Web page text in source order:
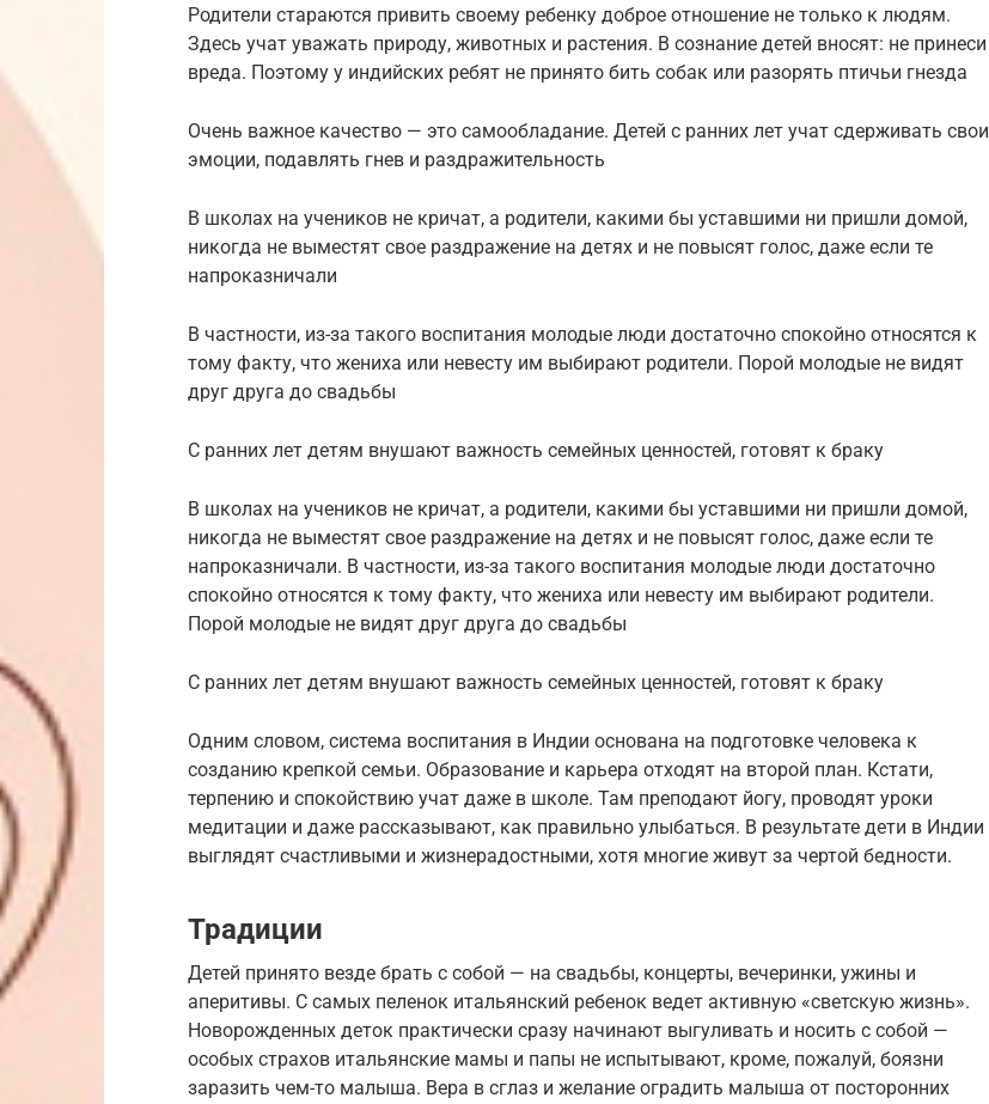
Родители стараются привить своему ребенку доброе отношение не только к людям.
Здесь учат уважать природу, животных и растения. В сознание детей вносят: не принеси
вреда. Поэтому у индийских ребят не принято бить собак или разорять птичьи гнезда
Очень важное качество — это самообладание. Детей с ранних лет учат сдерживать свои
эмоции, подавлять гнев и раздражительность
В школах на учеников не кричат, а родители, какими бы уставшими ни пришли домой,
никогда не выместят свое раздражение на детях и не повысят голос, даже если те
напроказничали
В частности, из-за такого воспитания молодые люди достаточно спокойно относятся к
тому факту, что жениха или невесту им выбирают родители. Порой молодые не видят
друг друга до свадьбы
С ранних лет детям внушают важность семейных ценностей, готовят к браку
В школах на учеников не кричат, а родители, какими бы уставшими ни пришли домой,
никогда не выместят свое раздражение на детях и не повысят голос, даже если те
напроказничали. В частности, из-за такого воспитания молодые люди достаточно
спокойно относятся к тому факту, что жениха или невесту им выбирают родители.
Порой молодые не видят друг друга до свадьбы
С ранних лет детям внушают важность семейных ценностей, готовят к браку
Одним словом, система воспитания в Индии основана на подготовке человека к
созданию крепкой семьи. Образование и карьера отходят на второй план. Кстати,
терпению и спокойствию учат даже в школе. Там преподают йогу, проводят уроки
медитации и даже рассказывают, как правильно улыбаться. В результате дети в Индии
выглядят счастливыми и жизнерадостными, хотя многие живут за чертой бедности.
Традиции
Детей принято везде брать с собой — на свадьбы, концерты, вечеринки, ужины и
аперитивы. С самых пеленок итальянский ребенок ведет активную «светскую жизнь».
Новорожденных деток практически сразу начинают выгуливать и носить с собой —
особых страхов итальянские мамы и папы не испытывают, кроме, пожалуй, боязни
заразить чем-то малыша. Вера в сглаз и желание оградить малыша от посторонних